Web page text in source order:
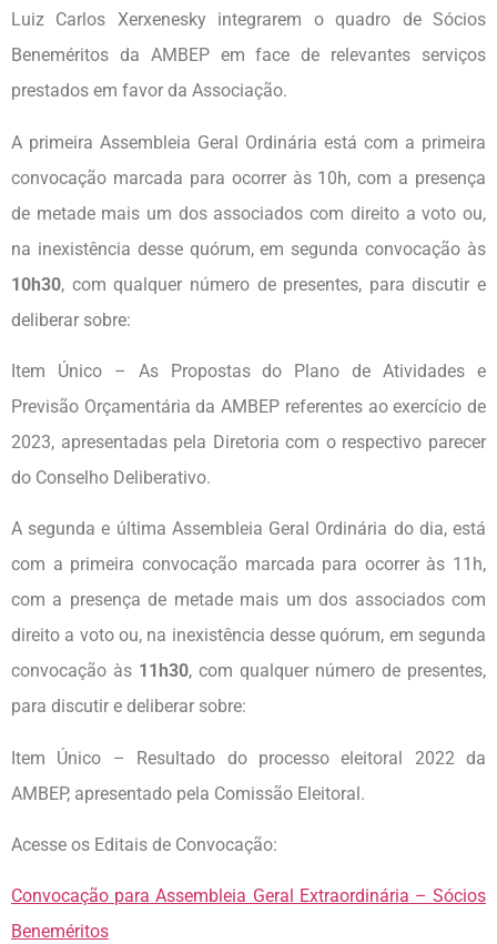
Luiz Carlos Xerxenesky integrarem o quadro de Sócios
Beneméritos da AMBEP em face de relevantes serviços
prestados em favor da Associação.
A primeira Assembleia Geral Ordinária está com a primeira
convocação marcada para ocorrer às 10h, com a presença
de metade mais um dos associados com direito a voto ou,
na inexistência desse quórum, em segunda convocação às
10h30, com qualquer número de presentes, para discutir e
deliberar sobre:
Item Único – As Propostas do Plano de Atividades e
Previsão Orçamentária da AMBEP referentes ao exercício de
2023, apresentadas pela Diretoria com o respectivo parecer
do Conselho Deliberativo.
A segunda e última Assembleia Geral Ordinária do dia, está
com a primeira convocação marcada para ocorrer às 11h,
com a presença de metade mais um dos associados com
direito a voto ou, na inexistência desse quórum, em segunda
convocação às 11h30, com qualquer número de presentes,
para discutir e deliberar sobre:
Item Único – Resultado do processo eleitoral 2022 da
AMBEP, apresentado pela Comissão Eleitoral.
Acesse os Editais de Convocação:
Convocação para Assembleia Geral Extraordinária – Sócios
Beneméritos